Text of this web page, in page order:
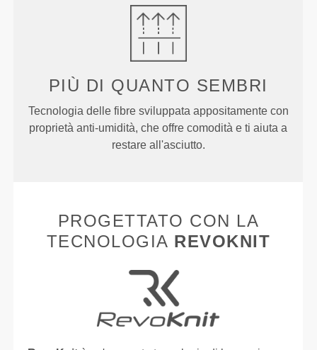
PIÙ DI QUANTO SEMBRI
Tecnologia delle fibre sviluppata appositamente con
proprietà anti-umidità, che offre comodità e ti aiuta a
restare all'asciutto.
PROGETTATO CON LA
TECNOLOGIA REVOKNIT